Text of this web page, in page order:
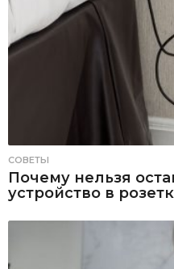
СОВЕТЫ
Почему нельзя
устройство в